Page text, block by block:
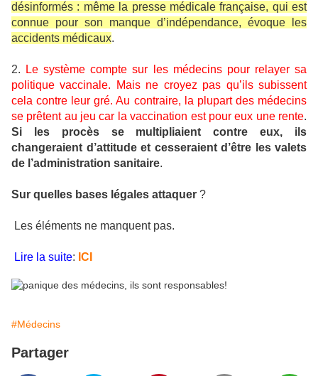
désinformés : même la presse médicale française, qui est
connue pour son manque d’indépendance, évoque les
accidents médicaux.
2.
Le système compte sur les médecins pour relayer sa
politique vaccinale. Mais ne croyez pas qu’ils subissent
cela contre leur gré. Au contraire, la plupart des médecins
se prêtent au jeu car la vaccination est pour eux une rente.
Si les procès se multipliaient contre eux, ils
changeraient d’attitude et cesseraient d’être les valets
de l’administration sanitaire.
Sur quelles bases légales attaquer ?
Les éléments ne manquent pas.
Lire la suite: ICI
#Médecins
Partager